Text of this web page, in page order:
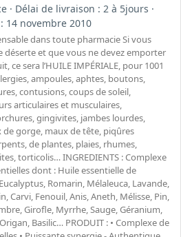
· Délai de livraison : 2 à 5jours ·
14 novembre 2010
dans toute pharmacie Si vous
déserte et que vous ne devez emporter
ce sera l’HUILE IMPÉRIALE, pour 1001
ampoules, aphtes, boutons,
contusions, coups de soleil,
articulaires et musculaires,
gingivites, jambes lourdes,
de gorge, maux de tête, piqûres
de plantes, plaies, rhumes,
torticolis… INGREDIENTS : Complexe
dont : Huile essentielle de
Romarin, Mélaleuca, Lavande,
Carvi, Fenouil, Anis, Aneth, Mélisse, Pin,
Girofle, Myrrhe, Sauge, Géranium,
Basilic… PRODUIT : • Complexe de